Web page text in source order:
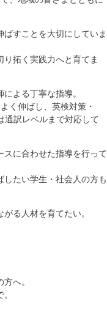
すことを大切にしていま
拓く実践力へと育てま
よる丁寧な指導。
く伸ばし、英検対策・
通訳レベルまで対応して
スに合わせた指導を行って
たい学生・社会人の方も
る人材を育てたい。
へ。